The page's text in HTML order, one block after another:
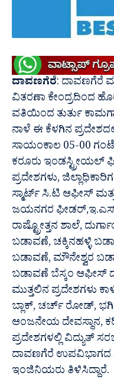
ದಾವಣಗೆರೆ: ದಾವಣಗೆರೆ
ವಿತರಣಾ ಕೇಂದ್ರದಿಂದ
ವತಿಯಿಂದ ತುರ್ತು
ನಾಳೆ ಈ ಕೆಳಗಿನ
ಸಾಯಂಕಾಲ 05-00
ಕರೂರು ಇಂಡಸ್ಟ್ರೀಯಲ್‌
ಪ್ರದೇಶಗಳು,
ಸ್ಮಾರ್ಟ್ ಸಿ.ಟಿ ಆಫೀಸ್
ಜಯನಗರ
ರಾಷ್ಟ್ರೋತ್ತನ ಶಾಲೆ,
ಬಡಾವಣೆ, ಚಕ್ಕಿನಹಳ್ಳಿ
ಬಡಾವಣೆ, ಮೌನೇಶ್ವರ
ಬಡಾವಣೆ ಬೆಸ್ಕಂ ಆಫೀಸ್
ಮುತ್ತಲಿನ ಪ್ರದೇಶಗಳು
ಬ್ಲಾಕ್, ಚರ್ಚ್ ರೋಡ್,
ಆಂಜನೇಯ ದೇವಸ್ಥಾನ,
ಪ್ರದೇಶಗಳಲ್ಲಿ ವಿದ್ಯುತ್‌
ದಾವಣಗೆರೆ ಉಪವಿಭಾಗದ
ಇಂಜಿನಿಯರು ತಿಳಿಸಿದ್ದಾರೆ.